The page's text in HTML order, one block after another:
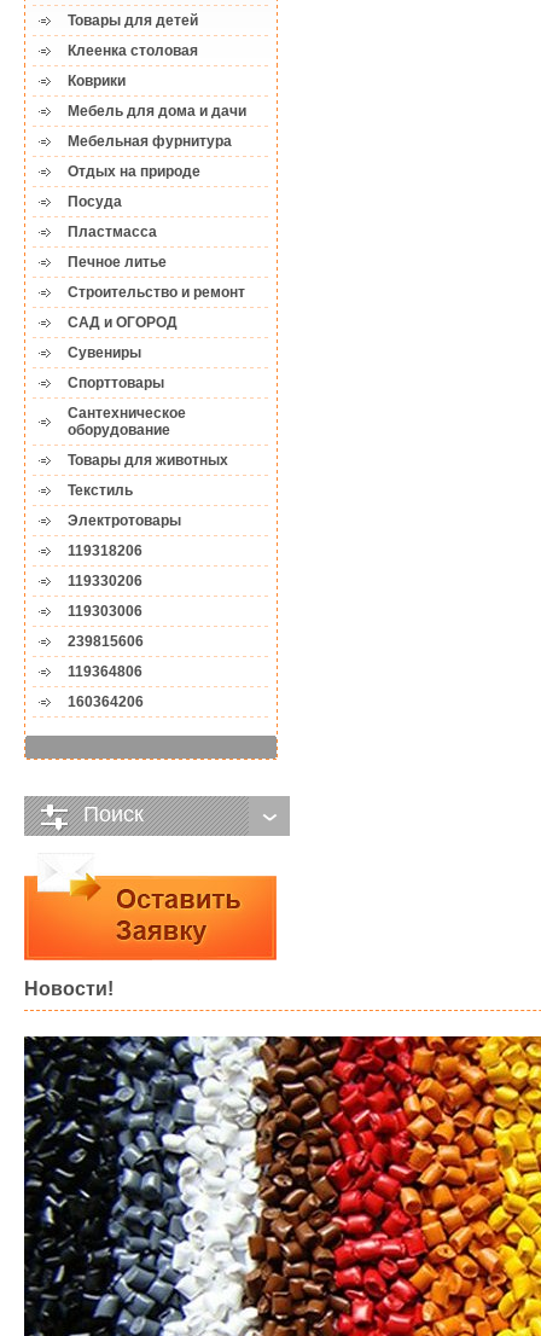
Товары для детей
Клеенка столовая
Коврики
Мебель для дома и дачи
Мебельная фурнитура
Отдых на природе
Посуда
Пластмасса
Печное литье
Строительство и ремонт
САД и ОГОРОД
Сувениры
Спорттовары
Сантехническое
оборудование
Товары для животных
Текстиль
Электротовары
119318206
119330206
119303006
239815606
119364806
160364206
Поиск
Новости!